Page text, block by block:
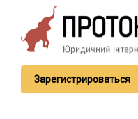
Зарегистрироваться